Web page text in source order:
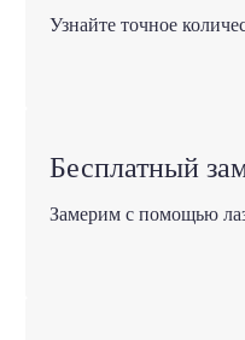
Узнайте точное
Бесплатный
Замерим с помощью